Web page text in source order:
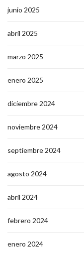
junio 2025
abril 2025
marzo 2025
enero 2025
diciembre 2024
noviembre 2024
septiembre 2024
agosto 2024
abril 2024
febrero 2024
enero 2024